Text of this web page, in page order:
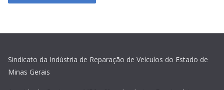
Sindicato da Indústria de Reparação de Veículos do Estado de
Minas Gerais